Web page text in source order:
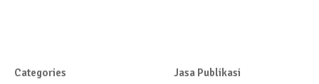
Categories Jasa Publikasi